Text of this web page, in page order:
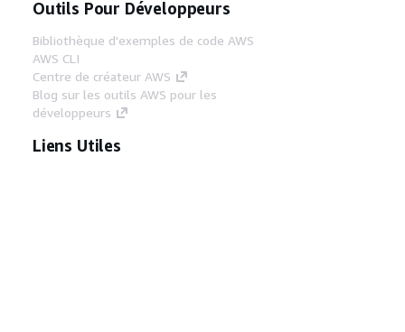
Outils Pour Développeurs
Bibliothèque d'exemples de code AWS
AWS CLI
Centre de créateur AWS
Blog sur les outils AWS pour les
développeurs
Liens Utiles